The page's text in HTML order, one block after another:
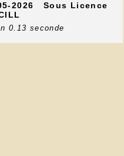
2026
Sous Licence
0.13 seconde